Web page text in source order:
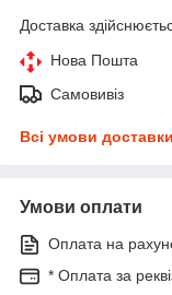
Доставка
Нова Пошта
Самовивіз
Всі умови доставки
Умови оплати
Оплата на
* Оплата за